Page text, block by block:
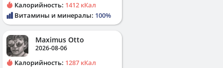
Калорийность: 1412 кКал
Витамины и минералы: 100%
Maximus Otto
2026-08-06
Калорийность: 1287 кКал